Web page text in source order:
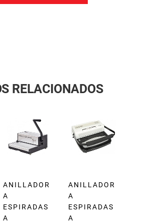
RELACIONADOS
ANILLADOR
A
ESPIRADAS
A
ANILLADOR
A
ESPIRADAS
A